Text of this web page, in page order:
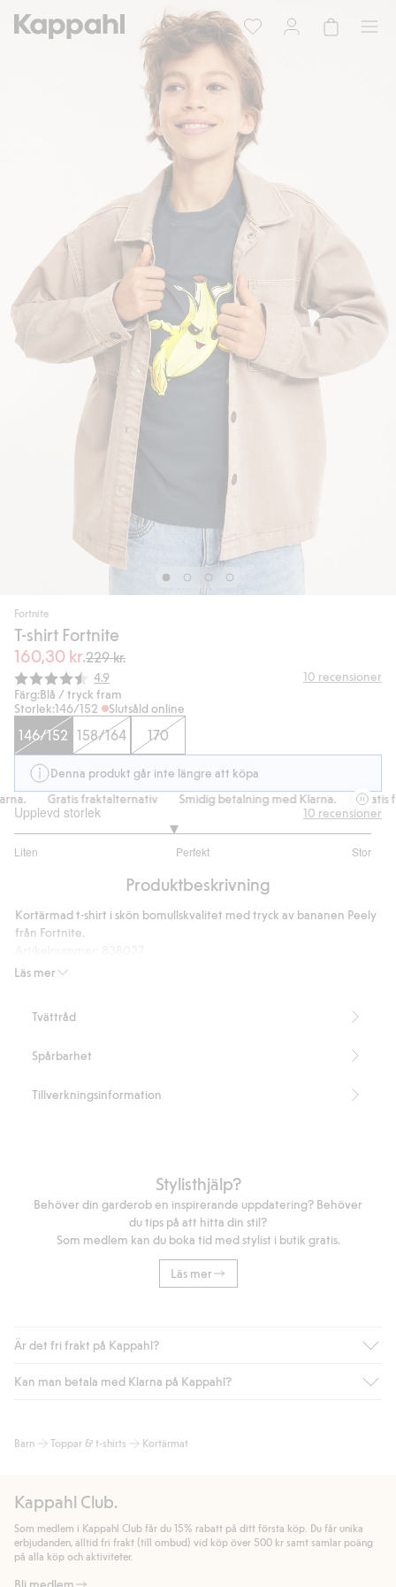
Fortnite
T-shirt Fortnite
160,30 kr.229 kr.
Snittbetyg:
4.9 10 recensioner
Färg:Blå / tryck fram
Storlek:146/152 Slutsåld online
146/152 158/164 170
Denna produkt går inte längre att köpa
Gratis fraktalternativ Smidig betalning med Klarna. Gratis
Upplevd storlek
Liten Perfekt Stor
utav
9
betyg
10 recensioner
Produktbeskrivning
Läs mer
Kortärmad t-shirt i skön bomullskvalitet med tryck av bananen Peely
från Fortnite.
Tvättråd
Spårbarhet
Tillverkningsinformation
Stylisthjälp?
Behöver din garderob en inspirerande uppdatering? Behöver
du tips på att hitta din stil?
Som medlem kan du boka tid med stylist i butik gratis.
Läs mer
Är det fri frakt på Kappahl?
Är du medlem i Kappahl Club har du alltid gratis frakt till butik
automatik efter du loggat in och identifierats som medlem.
handlar för.
Läs mer
Kan man betala med Klarna på Kappahl?
bland annat faktura och swish men även andra betalningssätt.
allmänna villkor.
Läs mer
Barn Toppar & t-shirts Kortärmat
Kappahl Club.
Som medlem i Kappahl Club får du 15% rabatt på ditt första köp. Du får unika
erbjudanden, alltid fri frakt (till ombud) vid köp över 500 kr samt samlar poäng
på alla köp och aktiviteter.
Bli medlem